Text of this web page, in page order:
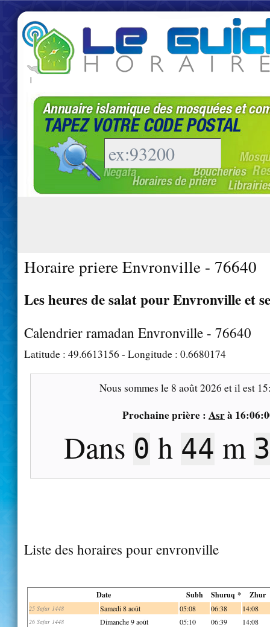
|
Horaire priere Envronville - 76640
Les heures de salat pour Envronville et
Calendrier ramadan Envronville - 76640
Latitude : 49.6613156 - Longitude : 0.6680174
Nous sommes le 8 août 2026 et il est
Prochaine prière : Asrà
Dans 0 h 44 m
Liste des horaires pour envronville
Date Subh Shuruq * Zhur
25 Safar 1448 Samedi 8 août 05:08 06:38 14:08
26 Safar 1448 Dimanche 9 août 05:10 06:39 14:08